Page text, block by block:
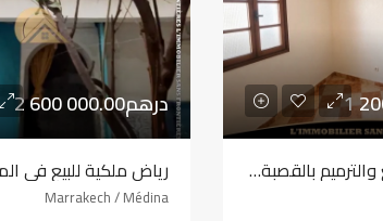
رياض ملكية للبيع والترميم بالقصبة — 120 متر مربع
2 600 000.00درهم
Marrakech / Médina